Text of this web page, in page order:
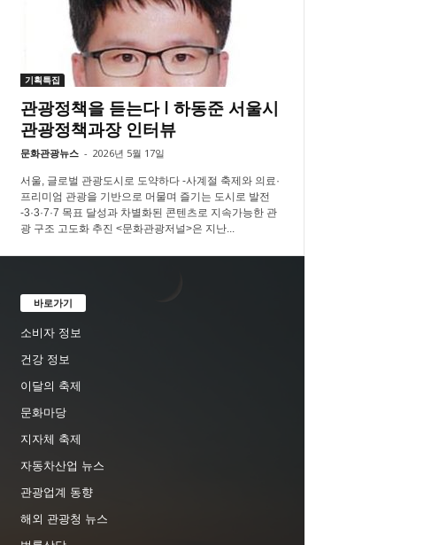
기획특집
관광정책을 듣는다 l 하동준 서울시
관광정책과장 인터뷰
문화관광뉴스 - 2026년 5월 17일
서울, 글로벌 관광도시로 도약하다 -사계절 축제와 의료·
프리미엄 관광을 기반으로 머물며 즐기는 도시로 발전
-3·3·7·7 목표 달성과 차별화된 콘텐츠로 지속가능한 관
광 구조 고도화 추진 <문화관광저널>은 지난...
바로가기
소비자 정보
건강 정보
이달의 축제
문화마당
지자체 축제
자동차산업 뉴스
관광업계 동향
해외 관광청 뉴스